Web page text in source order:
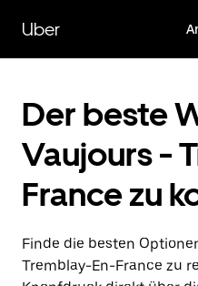
zum
Hauptinhalt
Uber
Der beste
Vaujours -
France zu
Finde die besten
Tremblay-En-France zu